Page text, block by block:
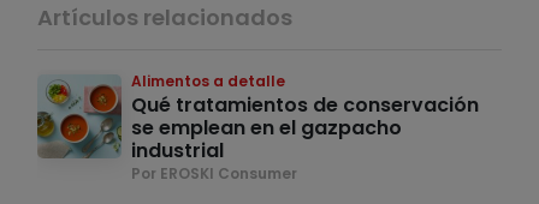
Artículos relacionados
Alimentos a detalle
Qué tratamientos de conservación
se emplean en el gazpacho
industrial
Por EROSKI Consumer